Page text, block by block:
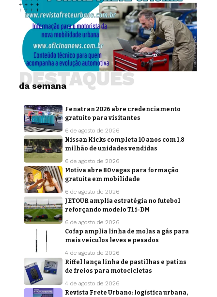
da semana
DESTAQUES
Fenatran 2026 abre credenciamento
gratuito para visitantes
6 de agosto de 2026
Nissan Kicks completa 10 anos com 1,8
milhão de unidades vendidas
6 de agosto de 2026
Motiva abre 80 vagas para formação
gratuita em mobilidade
6 de agosto de 2026
JETOUR amplia estratégia no futebol
reforçando modelo T1 i-DM
6 de agosto de 2026
Cofap amplia linha de molas a gás para
mais veículos leves e pesados
4 de agosto de 2026
Riffel lança linha de pastilhas e patins
de freios para motocicletas
4 de agosto de 2026
Revista Frete Urbano: logística urbana,